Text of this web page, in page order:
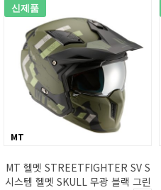
신제품
MT
MT 헬멧 STREETFIGHTER SV S
시스템 헬멧 SKULL 무광 블랙 그린